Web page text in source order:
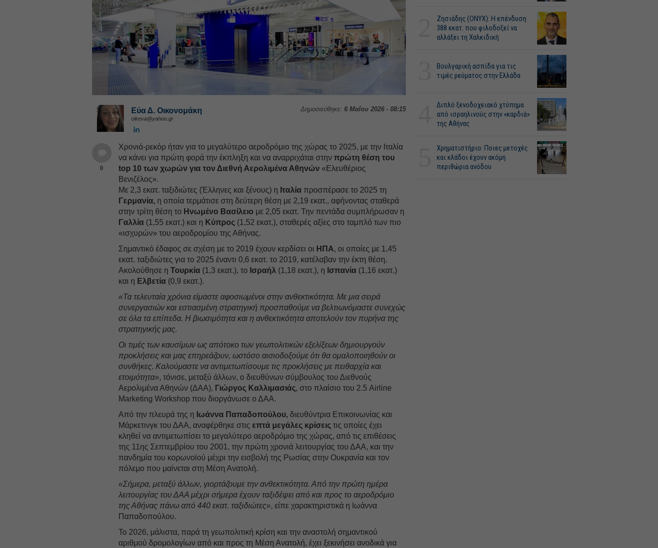
Δημοσιεύθηκε: 6 Μαΐου 2026 - 08:15
Εύα Δ. Οικονομάκη
oikeva@yahoo.gr
0
Χρονιά-ρεκόρ ήταν για το μεγαλύτερο αεροδρόμιο της χώρας το 2025, με την Ιταλία
να κάνει για πρώτη φορά την έκπληξη και να αναρριχάται στην πρώτη θέση του
top 10 των χωρών για τον Διεθνή Αερολιμένα Αθηνών «Ελευθέριος
Βενιζέλος».
Με 2,3 εκατ. ταξιδιώτες (Έλληνες και ξένους) η Ιταλία προσπέρασε το 2025 τη
Γερμανία, η οποία τερμάτισε στη δεύτερη θέση με 2,19 εκατ., αφήνοντας σταθερά
στην τρίτη θέση το Ηνωμένο Βασίλειο με 2,05 εκατ. Την πεντάδα συμπλήρωσαν η
Γαλλία (1,55 εκατ.) και η Κύπρος (1,52 εκατ.), σταθερές αξίες στο ταμπλό των πιο
«ισχυρών» του αεροδρομίου της Αθήνας.
Σημαντικό έδαφος σε σχέση με το 2019 έχουν κερδίσει οι ΗΠΑ, οι οποίες με 1,45
εκατ. ταξιδιώτες για το 2025 έναντι 0,6 εκατ. το 2019, κατέλαβαν την έκτη θέση.
Ακολούθησε ηΤουρκία (1,3 εκατ.), το Ισραήλ (1,18 εκατ.), η Ισπανία (1,16 εκατ.)
και η Ελβετία (0,9 εκατ.).
«Τα τελευταία χρόνια είμαστε αφοσιωμένοι στην ανθεκτικότητα. Με μια σειρά
συνεργασιών και εστιασμένη στρατηγική προσπαθούμε να βελτιωνόμαστε συνεχώς
σε όλα τα επίπεδα. Η βιωσιμότητα και η ανθεκτικότητα αποτελούν τον πυρήνα της
στρατηγικής μας.
Οι τιμές των καυσίμων ως απότοκο των γεωπολιτικών εξελίξεων δημιουργούν
προκλήσεις και μας επηρεάζουν, ωστόσο αισιοδοξούμε ότι θα ομαλοποιηθούν οι
συνθήκες. Καλούμαστε να αντιμετωπίσουμε τις προκλήσεις με πειθαρχία και
ετοιμότητα», τόνισε, μεταξύ άλλων, ο διευθύνων σύμβουλος του Διεθνούς
Αερολιμένα Αθηνών (ΔΑΑ), Γιώργος Καλλιμασιάς, στο πλαίσιο του 2.5 Airline
Marketing Workshop που διοργάνωσε ο ΔΑΑ.
Από την πλευρά της η Ιωάννα Παπαδοπούλου, διευθύντρια Επικοινωνίας και
Μάρκετινγκ του ΔΑΑ, αναφέρθηκε στιςεπτά μεγάλες κρίσεις τις οποίες έχει
κληθεί να αντιμετωπίσει το μεγαλύτερο αεροδρόμιο της χώρας, από τις επιθέσεις
της 11ης Σεπτεμβρίου του 2001, την πρώτη χρονιά λειτουργίας του ΔΑΑ, και την
πανδημία του κορωνοϊού μέχρι την εισβολή της Ρωσίας στην Ουκρανία και τον
πόλεμο που μαίνεται στη Μέση Ανατολή.
«Σήμερα, μεταξύ άλλων, γιορτάζουμε την ανθεκτικότητα. Από την πρώτη ημέρα
λειτουργίας του ΔΑΑ μέχρι σήμερα έχουν ταξιδέψει από και προς το αεροδρόμιο
της Αθήνας πάνω από 440 εκατ. ταξιδιώτες», είπε χαρακτηριστικά η Ιωάννα
Παπαδοπούλου.
Το 2026, μάλιστα, παρά τη γεωπολιτική κρίση και την αναστολή σημαντικού
αριθμού δρομολογίων από και προς τη Μέση Ανατολή, έχει ξεκινήσει ανοδικά για
Ζησιάδης (ONYX): Η επένδυση
388 εκατ. που φιλοδοξεί να
αλλάξει τη Χαλκιδική
Βουλγαρική ασπίδα για τις
τιμές ρεύματος στην Ελλάδα
Διπλό ξενοδοχειακό χτύπημα
από ισραηλινούς στην «καρδιά»
της Αθήνας
Χρηματιστήριο: Ποιες μετοχές
και κλάδοι έχουν ακόμη
περιθώρια ανόδου